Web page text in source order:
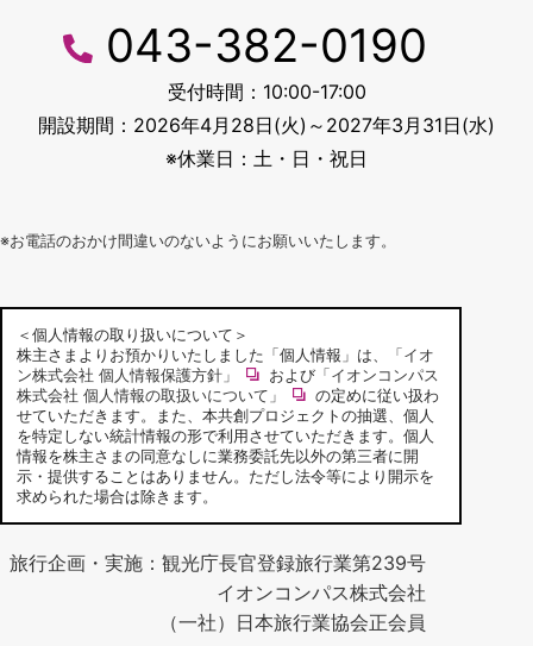
043-382-0190
受付時間：10:00-17:00
開設期間：2026年4月28日(火)～2027年3月31日(水)
※休業日：土・日・祝日
※お電話のおかけ間違いのないようにお願いいたします。
＜個人情報の取り扱いについて＞
株主さまよりお預かりいたしました「個人情報」は、
「イオ
ン株式会社 個人情報保護方針」
および「イオンコンパス
株式会社 個人情報の取扱いについて」
の定めに従い扱わ
せていただきます。また、本共創プロジェクトの抽選、個人
を特定しない統計情報の形で利用させていただきます。個人
情報を株主さまの同意なしに業務委託先以外の第三者に開
示・提供することはありません。ただし法令等により開示を
求められた場合は除きます。
旅行企画・実施：観光庁長官登録旅行業第239号
イオンコンパス株式会社
（一社）日本旅行業協会正会員